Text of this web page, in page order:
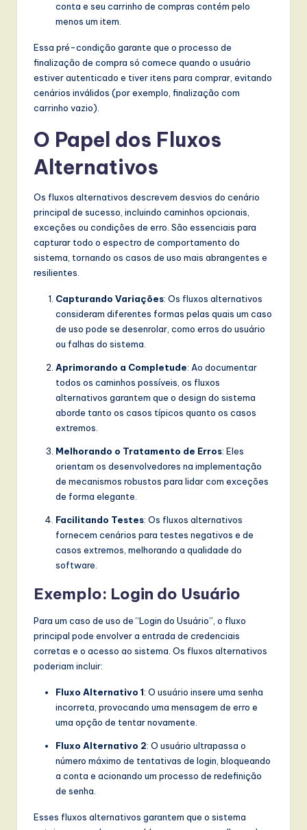
ti
o
conta e seu carrinho de compras contém pelo
menos um item.
Essa pré-condição garante que o processo de
finalização de compra só comece quando o usuário
estiver autenticado e tiver itens para comprar, evitando
cenários inválidos (por exemplo, finalização com
carrinho vazio).
O Papel dos Fluxos
Alternativos
Os fluxos alternativos descrevem desvios do cenário
principal de sucesso, incluindo caminhos opcionais,
exceções ou condições de erro. São essenciais para
capturar todo o espectro de comportamento do
sistema, tornando os casos de uso mais abrangentes e
resilientes.
Capturando Variações: Os fluxos alternativos
consideram diferentes formas pelas quais um caso
de uso pode se desenrolar, como erros do usuário
ou falhas do sistema.
Aprimorando a Completude: Ao documentar
todos os caminhos possíveis, os fluxos
alternativos garantem que o design do sistema
aborde tanto os casos típicos quanto os casos
extremos.
Melhorando o Tratamento de Erros: Eles
orientam os desenvolvedores na implementação
de mecanismos robustos para lidar com exceções
de forma elegante.
Facilitando Testes: Os fluxos alternativos
fornecem cenários para testes negativos e de
casos extremos, melhorando a qualidade do
software.
Exemplo: Login do Usuário
Para um caso de uso de “Login do Usuário”, o fluxo
principal pode envolver a entrada de credenciais
corretas e o acesso ao sistema. Os fluxos alternativos
poderiam incluir:
Fluxo Alternativo 1: O usuário insere uma senha
incorreta, provocando uma mensagem de erro e
uma opção de tentar novamente.
Fluxo Alternativo 2: O usuário ultrapassa o
número máximo de tentativas de login, bloqueando
a conta e acionando um processo de redefinição
de senha.
Esses fluxos alternativos garantem que o sistema